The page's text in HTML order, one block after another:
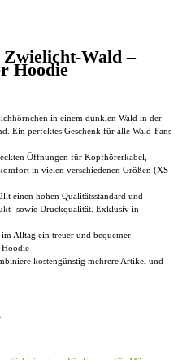
Zwielicht-Wald –
Hoodie
in einem dunklen Wald in der
Ein perfektes Geschenk für alle Wald-Fans
Öffnungen für Kopfhörerkabel,
in vielen verschiedenen Größen (XS-
einen hohen Qualitätsstandard und
sowie Druckqualität. Exklusiv in
Alltag ein treuer und bequemer
Hoodie
kostengünstig mehrere Artikel und